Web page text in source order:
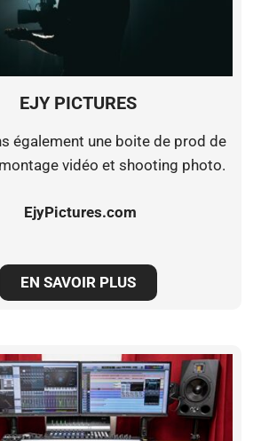
EJY PICTURES
également une boite de prod de
vidéo et shooting photo.
EjyPictures.com
EN SAVOIR PLUS